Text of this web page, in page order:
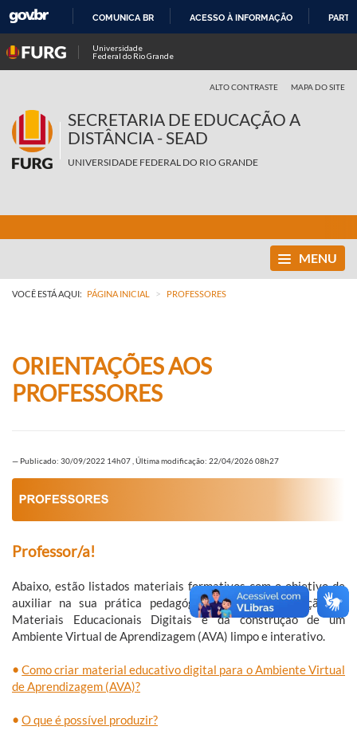
COMUNICA BR ACESSO À INFORMAÇÃO
Universidade
Federal do Rio Grande
ALTO CONTRASTE MAPA DO SITE
SECRETARIA DE EDUCAÇÃO A
DISTÂNCIA - SEAD
UNIVERSIDADE FEDERAL DO RIO GRANDE
MENU
VOCÊ ESTÁ AQUI: PÁGINA INICIAL > PROFESSORES
ORIENTAÇÕES AOS
PROFESSORES
— Publicado: 30/09/2022 14h07 Última modificação: 22/04/2026 08h27
Professor/a!
Abaixo, estão listados materiais formativos com o objetivo de
auxiliar na sua prática pedagógica, através da criação de
Materiais Educacionais Digitais e da construção de um
Ambiente Virtual de Aprendizagem (AVA) limpo e interativo.
• Como criar material educativo digital para o Ambiente Virtual
de Aprendizagem (AVA)?
• O que é possível produzir?